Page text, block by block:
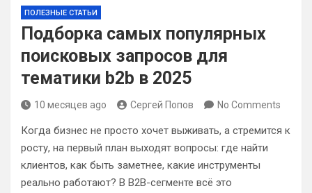
ПОЛЕЗНЫЕ СТАТЬИ
Подборка самых популярных
поисковых запросов для
тематики b2b в 2025
10 месяцев ago Сергей Попов No Comments
Когда бизнес не просто хочет выживать, а стремится к
росту, на первый план выходят вопросы: где найти
клиентов, как быть заметнее, какие инструменты
реально работают? В B2B-сегменте всё это